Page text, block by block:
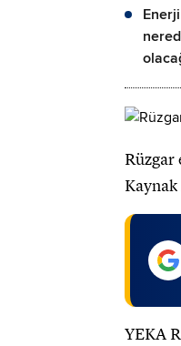
Rüzgar
Kaynak
YEKA